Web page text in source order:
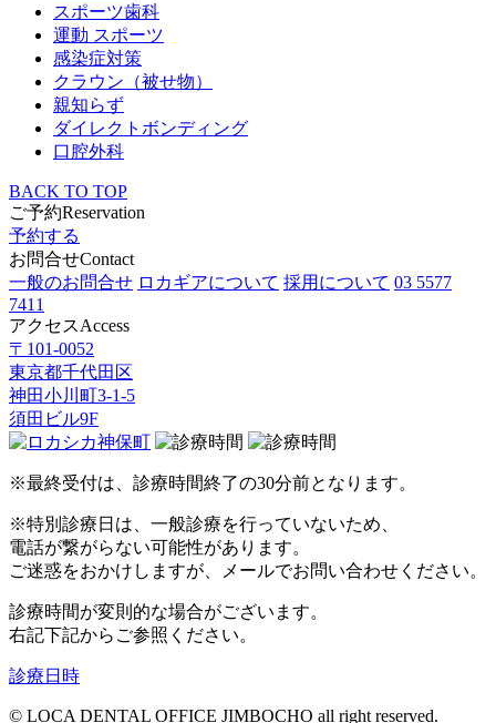
スポーツ歯科
運動 スポーツ
感染症対策
クラウン（被せ物）
親知らず
ダイレクトボンディング
口腔外科
BACK TO TOP
ご予約Reservation
予約する
お問合せContact
一般のお問合せ ロカギアについて 採用について 03 5577
7411
アクセスAccess
〒101-0052
東京都千代田区
神田小川町3-1-5
須田ビル9F
※最終受付は、診療時間終了の30分前となります。
※特別診療日は、一般診療を行っていないため、
電話が繋がらない可能性があります。
ご迷惑をおかけしますが、メールでお問い合わせください。
診療時間が変則的な場合がございます。
右記下記からご参照ください。
診療日時
© LOCA DENTAL OFFICE JIMBOCHO all right reserved.